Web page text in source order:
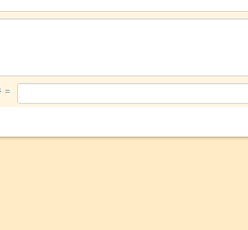
= ۶ بعلاوه ۳